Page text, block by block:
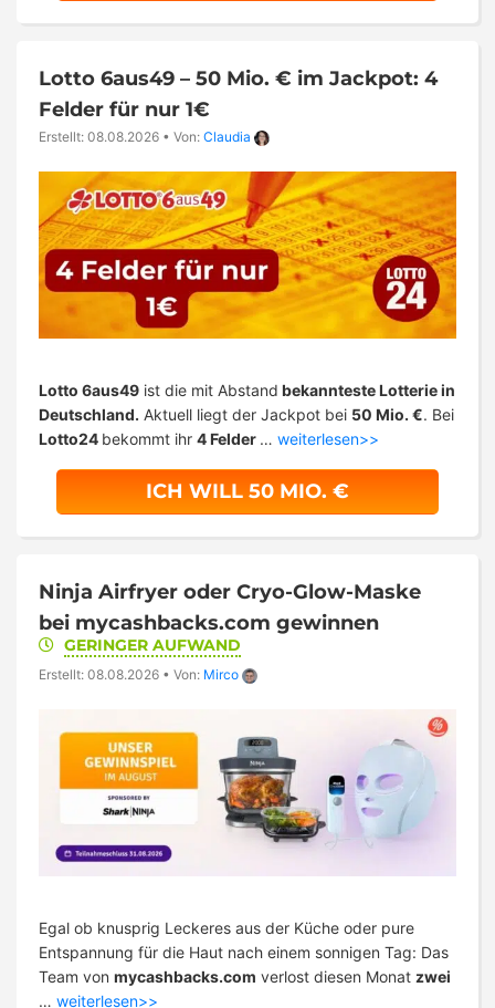
Lotto 6aus49 – 50 Mio. € im Jackpot: 4
Felder für nur 1€
Erstellt: 08.08.2026 • Von: Claudia
Lotto 6aus49 ist die mit Abstand bekannteste Lotterie in
Deutschland. Aktuell liegt der Jackpot bei 50 Mio. €. Bei
Lotto24 bekommt ihr 4 Felder … weiterlesen>>
ICH WILL 50 MIO. €
Ninja Airfryer oder Cryo-Glow-Maske
bei mycashbacks.com gewinnen
GERINGER AUFWAND
Erstellt: 08.08.2026 • Von: Mirco
Egal ob knusprig Leckeres aus der Küche oder pure
Entspannung für die Haut nach einem sonnigen Tag: Das
Team von mycashbacks.com verlost diesen Monat zwei
… weiterlesen>>